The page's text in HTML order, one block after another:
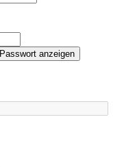
Passwort anzeigen